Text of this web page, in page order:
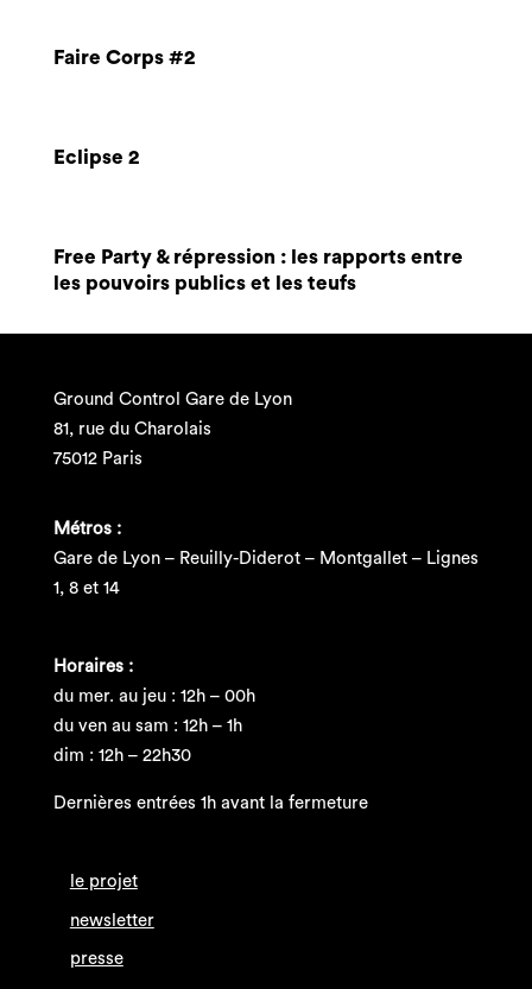
Faire Corps #2
Eclipse 2
Free Party & répression : les rapports entre
les pouvoirs publics et les teufs
Ground Control Gare de Lyon
81, rue du Charolais
75012 Paris
Métros :
Gare de Lyon – Reuilly-Diderot – Montgallet – Lignes
1, 8 et 14
Horaires :
du mer. au jeu : 12h – 00h
du ven au sam : 12h – 1h
dim : 12h – 22h30
Dernières entrées 1h avant la fermeture
le projet
newsletter
presse